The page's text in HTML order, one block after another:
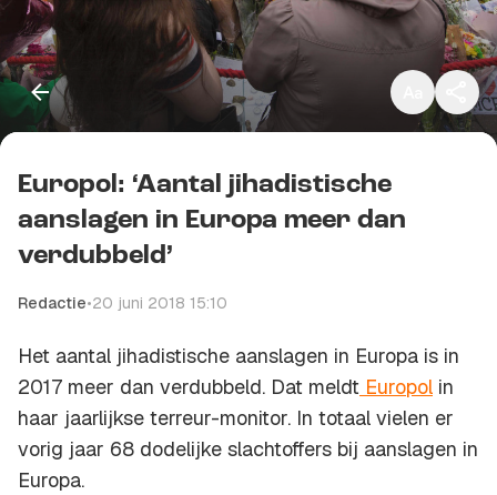
Standaard
Kopieer link
Europol: ‘Aantal jihadistische
aanslagen in Europa meer dan
verdubbeld’
Redactie•20 juni 2018 15:10
Het aantal jihadistische aanslagen in Europa is in
2017 meer dan verdubbeld. Dat meldt Europol in
haar jaarlijkse terreur-monitor. In totaal vielen er
vorig jaar 68 dodelijke slachtoffers bij aanslagen in
Europa.